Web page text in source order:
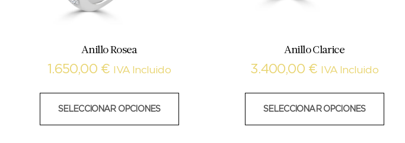
Anillo Rosea
1.650,00 € IVA Incluido
SELECCIONAR OPCIONES
Anillo Clarice
3.400,00 € IVA Incluido
SELECCIONAR OPCIONES